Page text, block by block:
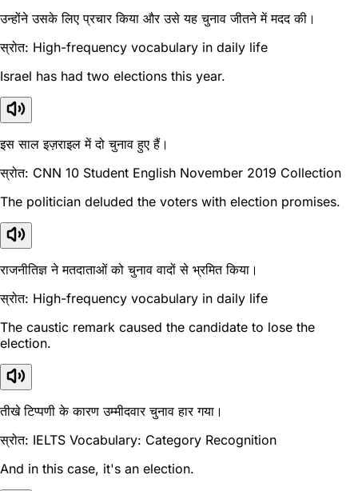
उन्होंने उसके लिए प्रचार किया और उसे यह चुनाव जीतने में मदद की।
स्रोत: High-frequency vocabulary in daily life
Israel has had two elections this year.
इस साल इज़राइल में दो चुनाव हुए हैं।
स्रोत: CNN 10 Student English November 2019 Collection
The politician deluded the voters with election promises.
राजनीतिज्ञ ने मतदाताओं को चुनाव वादों से भ्रमित किया।
स्रोत: High-frequency vocabulary in daily life
The caustic remark caused the candidate to lose the
election.
तीखे टिप्पणी के कारण उम्मीदवार चुनाव हार गया।
स्रोत: IELTS Vocabulary: Category Recognition
And in this case, it's an election.